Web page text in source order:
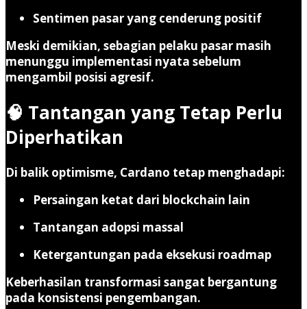
Sentimen pasar yang cenderung positif
Meski demikian, sebagian pelaku pasar masih
menunggu implementasi nyata sebelum
mengambil posisi agresif.
🧠 Tantangan yang Tetap Perlu
Diperhatikan
Di balik optimisme, Cardano tetap menghadapi:
Persaingan ketat dari blockchain lain
Tantangan adopsi massal
Ketergantungan pada eksekusi roadmap
Keberhasilan transformasi sangat bergantung
pada konsistensi pengembangan.